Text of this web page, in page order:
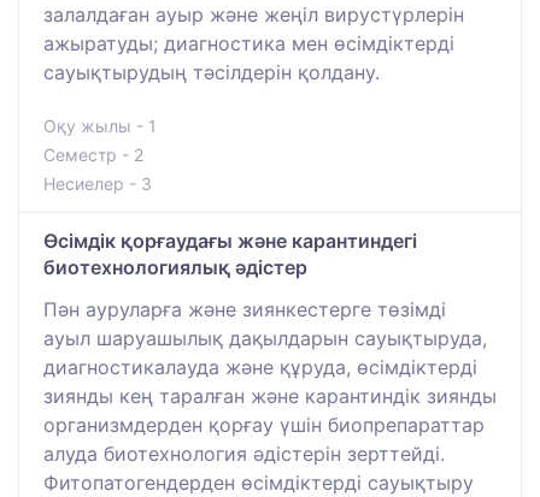
залалдаған ауыр және жеңіл вирустүрлерін
ажыратуды; диагностика мен өсімдіктерді
сауықтырудың тәсілдерін қолдану.
Оқу жылы - 1
Семестр - 2
Несиелер - 3
Өсімдік қорғаудағы және карантиндегі
биотехнологиялық әдістер
Пән ауруларға және зиянкестерге төзімді
ауыл шаруашылық дақылдарын сауықтыруда,
диагностикалауда және құруда, өсімдіктерді
зиянды кең таралған және карантиндік зиянды
организмдерден қорғау үшін биопрепараттар
алуда биотехнология әдістерін зерттейді.
Фитопатогендерден өсімдіктерді сауықтыру